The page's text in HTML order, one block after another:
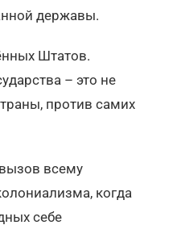
державы.
Штатов.
– это не
против самих
всему
когда
себе